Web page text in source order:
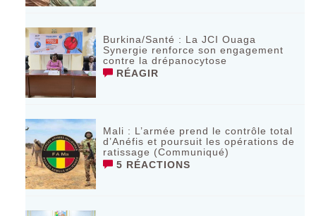
Burkina/Santé : La JCI Ouaga
Synergie renforce son engagement
contre la drépanocytose
RÉAGIR
Mali : L’armée prend le contrôle total
d’Anéfis et poursuit les opérations de
ratissage (Communiqué)
5 RÉACTIONS